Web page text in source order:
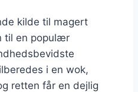
kilde til magert
til en populær
i en wok,
retten får en dejlig